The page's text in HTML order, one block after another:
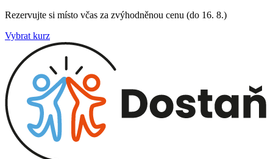
Rezervujte si místo včas za zvýhodněnou cenu (do 16. 8.)
Vybrat kurz